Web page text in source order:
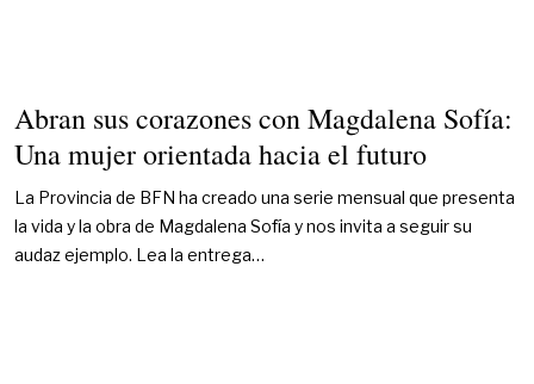
Abran sus corazones con Magdalena Sofía:
Una mujer orientada hacia el futuro
La Provincia de BFN ha creado una serie mensual que presenta
la vida y la obra de Magdalena Sofía y nos invita a seguir su
audaz ejemplo. Lea la entrega…